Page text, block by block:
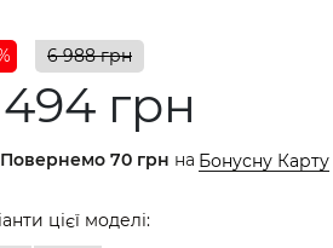
6 988 грн
грн
Повернемо 70 грн на Бонусну Карту
цієї моделі: